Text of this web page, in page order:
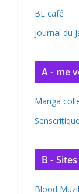
v
e
BL café
Journal du
A - me
Manga
Senscritique
B -
Blood